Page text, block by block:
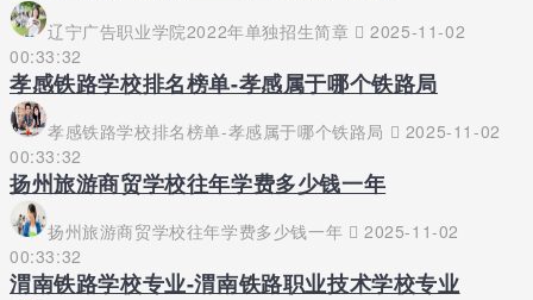
辽宁广告职业学院2022年单独招生简章
2025-11-02
00:33:32
孝感铁路学校排名榜单-孝感属于哪个铁路局
孝感铁路学校排名榜单-孝感属于哪个铁路局
2025-11-02
00:33:32
扬州旅游商贸学校往年学费多少钱一年
扬州旅游商贸学校往年学费多少钱一年
2025-11-02
00:33:32
渭南铁路学校专业-渭南铁路职业技术学校专业